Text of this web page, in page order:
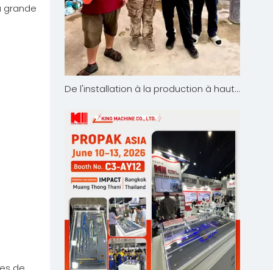
grande
De l'installation à la production à haut rendement : le projet d'eau en bouteille de King Machine en Thaïlande suscite une grande satisfaction client